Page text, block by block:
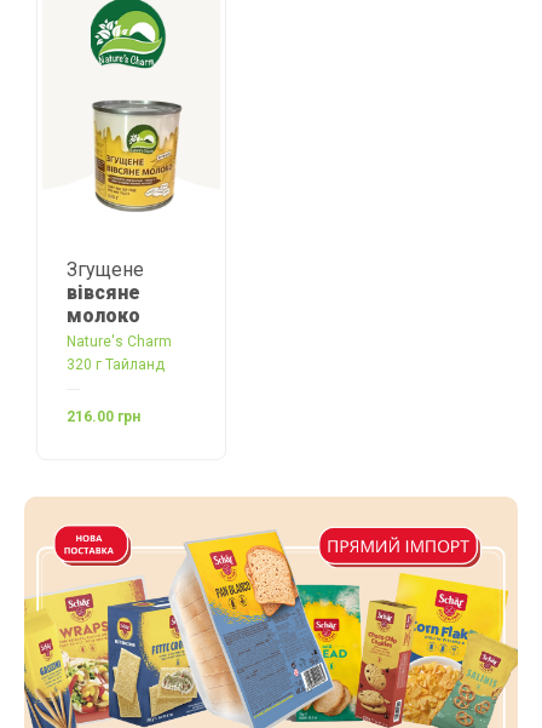
Згущене
вівсяне
молоко
Nature's Charm
320 г Тайланд
216.00 грн